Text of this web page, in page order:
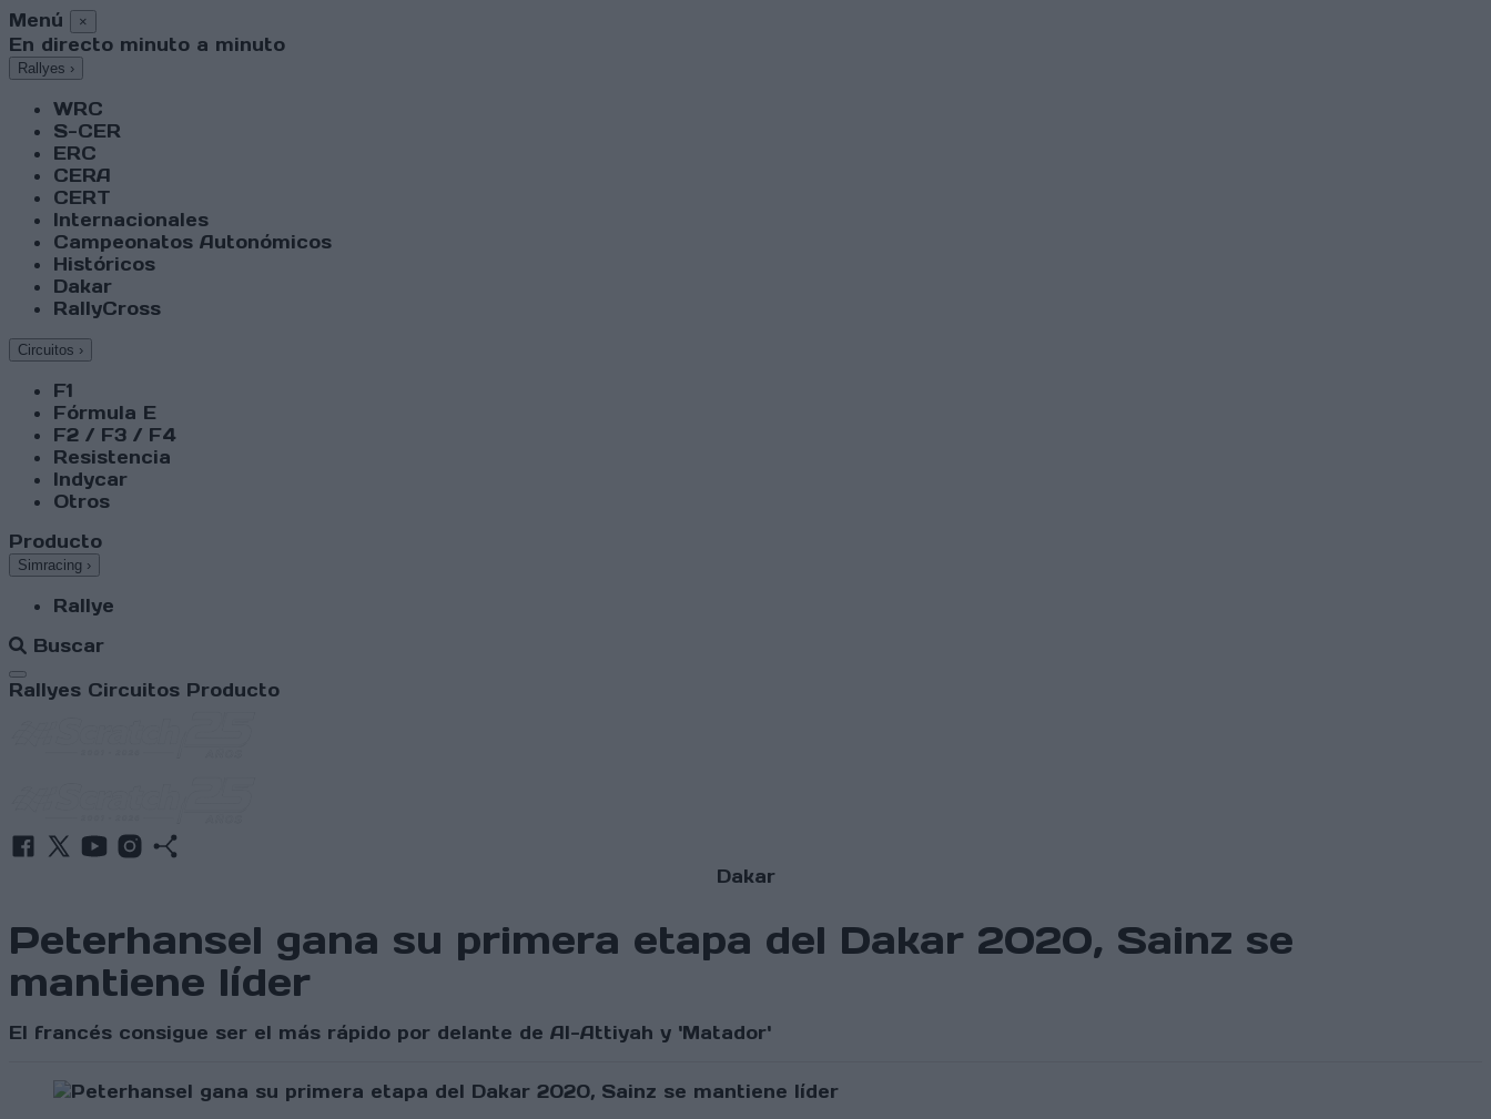
Menú ×
En directo minuto a minuto
Rallyes ›
WRC
S-CER
ERC
CERA
CERT
Internacionales
Campeonatos Autonómicos
Históricos
Dakar
RallyCross
Circuitos ›
F1
Fórmula E
F2 / F3 / F4
Resistencia
Indycar
Otros
Producto
Simracing ›
Rallye
Buscar
Abrir menú
Rallyes Circuitos Producto
Dakar
Peterhansel gana su primera etapa del Dakar 2020, Sainz se
mantiene líder
El francés consigue ser el más rápido por delante de Al-Attiyah y 'Matador'